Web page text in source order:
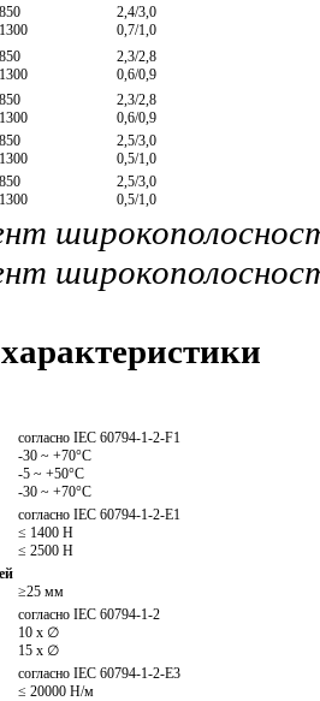
850
1300
2,4/3,0
0,7/1,0
850
1300
2,3/2,8
0,6/0,9
850
1300
2,3/2,8
0,6/0,9
850
1300
2,5/3,0
0,5/1,0
850
1300
2,5/3,0
0,5/1,0
согласно IEC 60794-1-2-F1
-30 ~ +70°C
-5 ~ +50°C
-30 ~ +70°C
согласно IEC 60794-1-2-E1
≤ 1400 Н
≤ 2500 Н
≥25 мм
согласно IEC 60794-1-2
10 x ∅
15 x ∅
согласно IEC 60794-1-2-E3
≤ 20000 Н/м